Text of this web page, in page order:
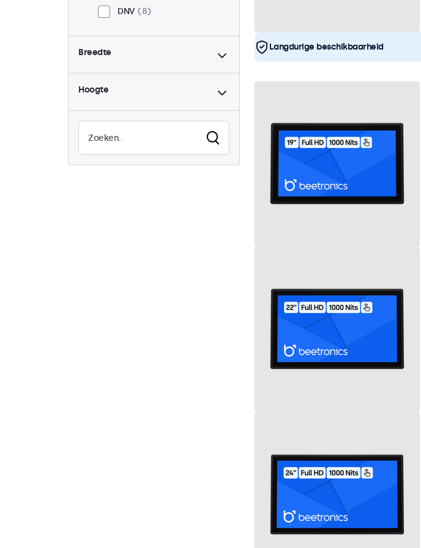
DNV
8
Breedte
Hoogte
Langdurige beschikbaarheid